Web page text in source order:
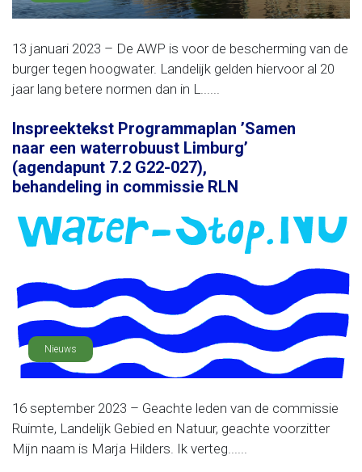
13 januari 2023 – De AWP is voor de bescherming van de
burger tegen hoogwater. Landelijk gelden hiervoor al 20
jaar lang betere normen dan in L......
Inspreektekst Programmaplan ’Samen
naar een waterrobuust Limburg’
(agendapunt 7.2 G22-027),
behandeling in commissie RLN
Nieuws
16 september 2023 – Geachte leden van de commissie
Ruimte, Landelijk Gebied en Natuur, geachte voorzitter
Mijn naam is Marja Hilders. Ik verteg......